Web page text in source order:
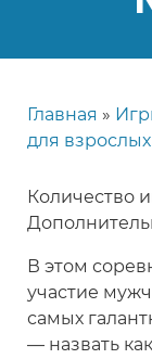
Строка
Главная
для взрослых
Количество
В этом
участие
самых
— назвать